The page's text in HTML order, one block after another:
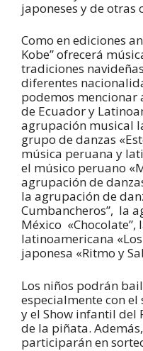
japoneses y de
Como en ediciones
Kobe” ofrecerá
tradiciones
diferentes
podemos mencionar
de Ecuador y
agrupación musical
grupo de danzas
música peruana y
el músico peruano
agrupación de
la agrupación de
Cumbancheros”, la
México
latinoamericana
japonesa «Ritmo y
Los niños podrán
especialmente con el
y el Show infantil del
de la piñata.
participarán en